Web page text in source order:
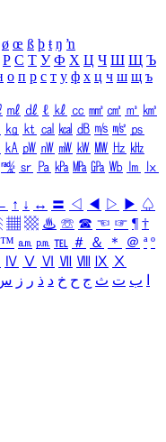
ø œ ß þ ŧ ŋ ŉ
Р С Т У Ф Х Ц Ч Ш Щ Ъ
о п р с т у ф х ц ч ш щ ъ
㎖ ㎗ ℓ ㎘ ㏄ ㎣ ㎤ ㎥ ㎦
㎏ ㏏ ㎈ ㎉ ㏈ ㎧ ㎨ ㎰
㎄ ㎺ ㎻ ㎽ ㎾ ㎿ ㎐ ㎑
㎯ ㏛ ㎩ ㎪ ㎫ ㎬ ㏝ ㏐
㏓
↑ ↓ ↔ 〓 ◁ ◀ ▷ ▶ ♤
▦ ▩ ♨ ☏ ☎ ☜ ☞ ¶ †
™ ㏂ ㏘ ℡ ＃ ＆ ＊ ＠ ª º
Ⅳ Ⅴ Ⅵ Ⅶ Ⅷ Ⅸ Ⅹ
ب ت ث ج ح خ د ذ ر ز